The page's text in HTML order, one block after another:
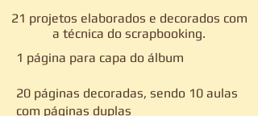
21 projetos elaborados e decorados com
a técnica do scrapbooking.
1 página para capa do álbum
20 páginas decoradas, sendo 10 aulas
com páginas duplas